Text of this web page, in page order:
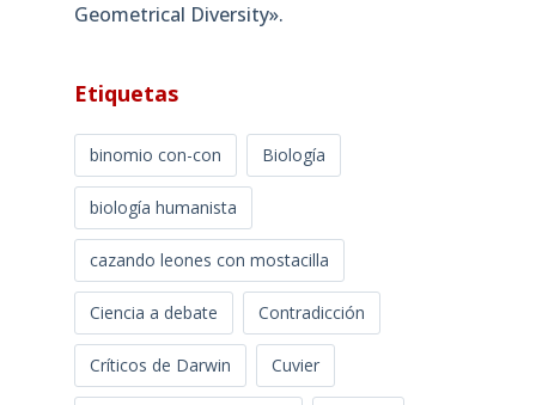
Geometrical Diversity»​.
Etiquetas
binomio con-con Biología
biología humanista
cazando leones con mostacilla
Ciencia a debate Contradicción
Críticos de Darwin Cuvier